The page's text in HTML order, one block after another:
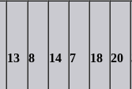
13 8 14 7 18 20